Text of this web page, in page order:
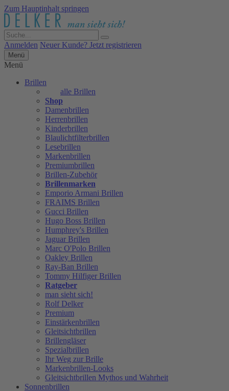
Zum Hauptinhalt springen
Anmelden Neuer Kunde? Jetzt registrieren
Menü
Menü
Brillen
alle Brillen
Shop
Damenbrillen
Herrenbrillen
Kinderbrillen
Blaulichtfilterbrillen
Lesebrillen
Markenbrillen
Premiumbrillen
Brillen-Zubehör
Brillenmarken
Emporio Armani Brillen
FRAIMS Brillen
Gucci Brillen
Hugo Boss Brillen
Humphrey's Brillen
Jaguar Brillen
Marc O'Polo Brillen
Oakley Brillen
Ray-Ban Brillen
Tommy Hilfiger Brillen
Ratgeber
man sieht sich!
Rolf Delker
Premium
Einstärkenbrillen
Gleitsichtbrillen
Brillengläser
Spezialbrillen
Ihr Weg zur Brille
Markenbrillen-Looks
Gleitsichtbrillen Mythos und Wahrheit
Sonnenbrillen